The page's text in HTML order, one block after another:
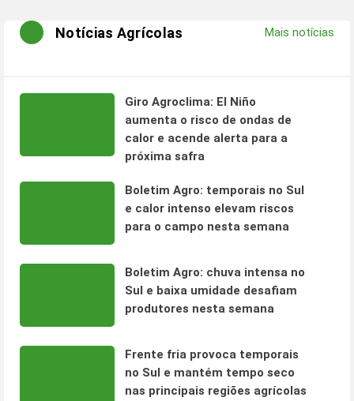
Notícias Agrícolas Mais notícias
Giro Agroclima: El Niño
aumenta o risco de ondas de
calor e acende alerta para a
próxima safra
Boletim Agro: temporais no Sul
e calor intenso elevam riscos
para o campo nesta semana
Boletim Agro: chuva intensa no
Sul e baixa umidade desafiam
produtores nesta semana
Frente fria provoca temporais
no Sul e mantém tempo seco
nas principais regiões agrícolas